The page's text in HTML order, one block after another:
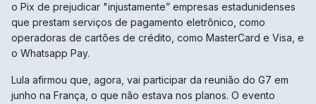
o Pix de prejudicar "injustamente” empresas estadunidenses
que prestam serviços de pagamento eletrônico, como
operadoras de cartões de crédito, como MasterCard e Visa, e
o Whatsapp Pay.
Lula afirmou que, agora, vai participar da reunião do G7 em
junho na França, o que não estava nos planos. O evento